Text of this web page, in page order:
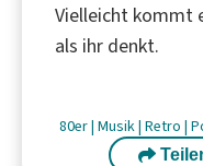
Vielleicht kommt
als ihr denkt.
80er| Musik| Retro |